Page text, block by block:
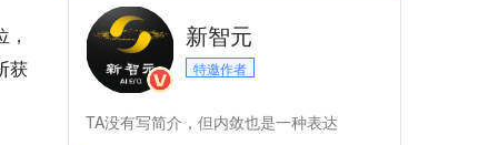
获
新智元
特邀作者
TA没有写简介，但内敛也是一种表达